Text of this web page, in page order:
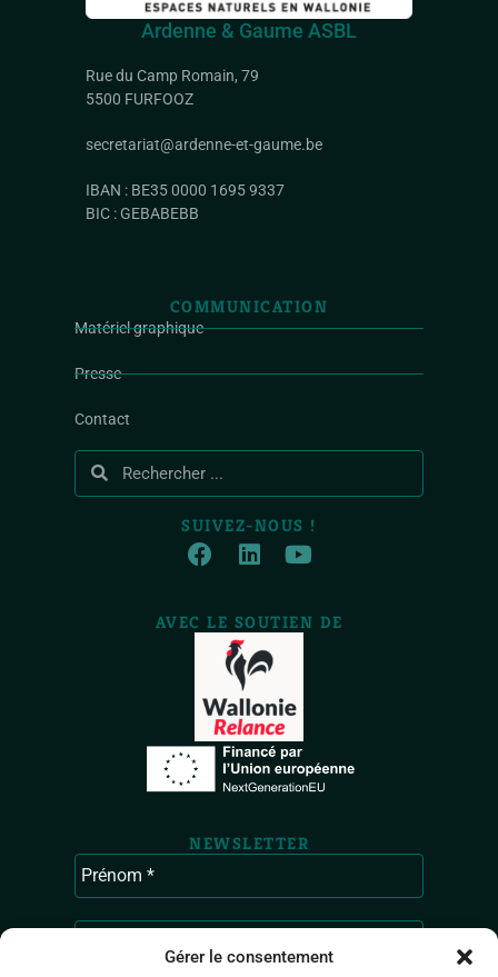
Gérer le consentement
Ardenne & Gaume ASBL
Rue du Camp Romain, 79
5500 FURFOOZ
secretariat@ardenne-et-gaume.be
IBAN : BE35 0000 1695 9337
BIC : GEBABEBB
COMMUNICATION
Matériel graphique
Presse
Contact
SUIVEZ-NOUS !
AVEC LE SOUTIEN DE
NEWSLETTER